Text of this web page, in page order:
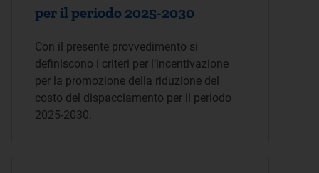
per il periodo 2025-2030
Con il presente provvedimento si
definiscono i criteri per l’incentivazione
per la promozione della riduzione del
costo del dispacciamento per il periodo
2025-2030.